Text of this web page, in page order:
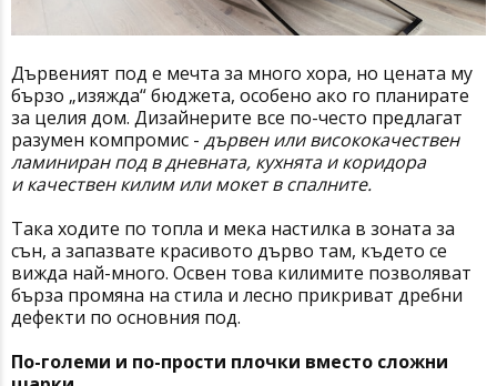
Дървеният под е мечта за много хора, но цената му
бързо „изяжда“ бюджета, особено ако го планирате
за целия дом. Дизайнерите все по-често предлагат
разумен компромис - дървен или висококачествен
ламиниран под в дневната, кухнята и коридора
икачествен килим или мокет в спалните.
Така ходите по топла и мека настилка в зоната за
сън, а запазвате красивото дърво там, където се
вижда най-много. Освен това килимите позволяват
бърза промяна на стила и лесно прикриват дребни
дефекти по основния под.
По-големи и по-прости плочки вместо сложни